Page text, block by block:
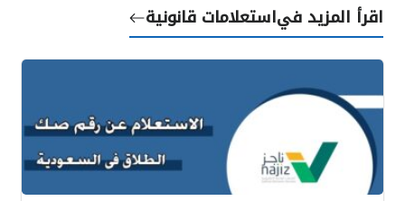
اقرأ المزيد فياستعلامات قانونية